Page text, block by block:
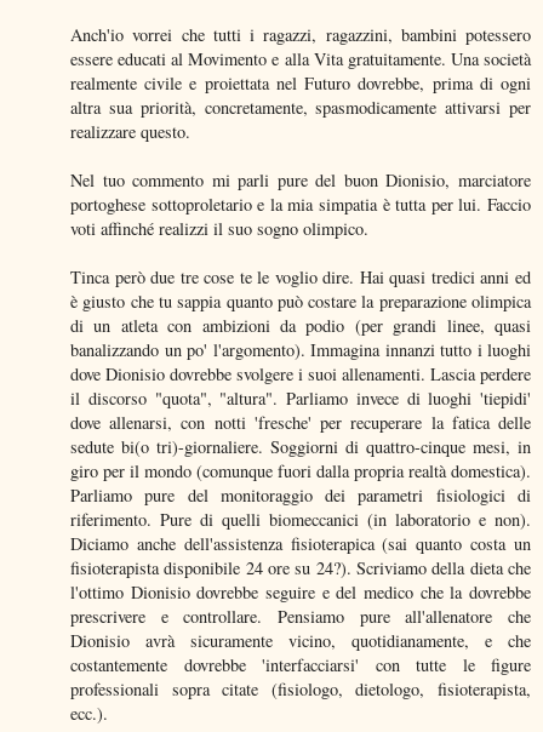
Anch'io vorrei che tutti i ragazzi, ragazzini, bambini potessero
essere educati al Movimento e alla Vita gratuitamente. Una società
realmente civile e proiettata nel Futuro dovrebbe, prima di ogni
altra sua priorità, concretamente, spasmodicamente attivarsi per
realizzare questo.
Nel tuo commento mi parli pure del buon Dionisio, marciatore
portoghese sottoproletario e la mia simpatia è tutta per lui. Faccio
voti affinché realizzi il suo sogno olimpico.
Tinca però due tre cose te le voglio dire. Hai quasi tredici anni ed
è giusto che tu sappia quanto può costare la preparazione olimpica
di un atleta con ambizioni da podio (per grandi linee, quasi
banalizzando un po' l'argomento). Immagina innanzi tutto i luoghi
dove Dionisio dovrebbe svolgere i suoi allenamenti. Lascia perdere
il discorso "quota", "altura". Parliamo invece di luoghi 'tiepidi'
dove allenarsi, con notti 'fresche' per recuperare la fatica delle
sedute bi(o tri)-giornaliere. Soggiorni di quattro-cinque mesi, in
giro per il mondo (comunque fuori dalla propria realtà domestica).
Parliamo pure del monitoraggio dei parametri fisiologici di
riferimento. Pure di quelli biomeccanici (in laboratorio e non).
Diciamo anche dell'assistenza fisioterapica (sai quanto costa un
fisioterapista disponibile 24 ore su 24?). Scriviamo della dieta che
l'ottimo Dionisio dovrebbe seguire e del medico che la dovrebbe
prescrivere e controllare. Pensiamo pure all'allenatore che
Dionisio avrà sicuramente vicino, quotidianamente, e che
costantemente dovrebbe 'interfacciarsi' con tutte le figure
professionali sopra citate (fisiologo, dietologo, fisioterapista,
ecc.).